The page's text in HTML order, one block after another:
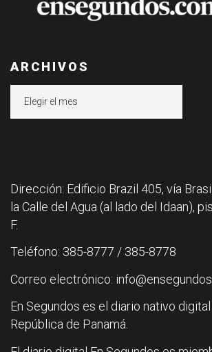
ARCHIVOS
Dirección: Edificio Brazil 405, vía
la Calle del Agua (al lado del Idaan),
F.
Teléfono: 385-8777 / 385-8778
Correo electrónico:
En Segundos es el diario nativo
República de Panamá.